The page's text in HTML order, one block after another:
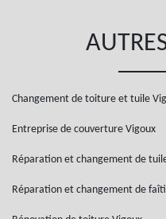
Changement de toiture et tuile
Entreprise de couverture Vigoux
Réparation et changement de
Réparation et changement de